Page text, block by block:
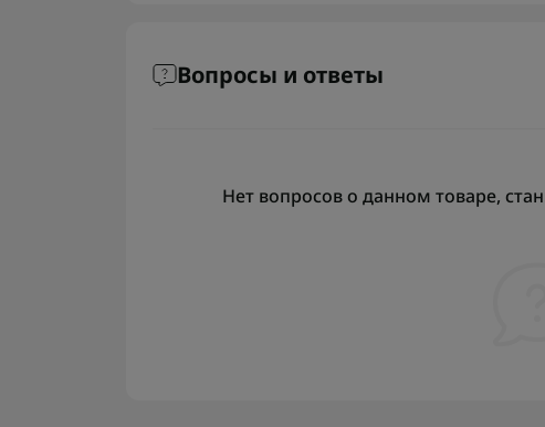
Вопросы и ответы
Нет вопросов о данном товаре,